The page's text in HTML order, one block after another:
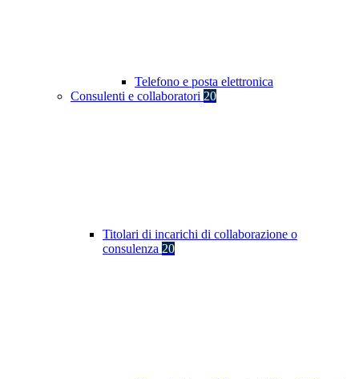
Telefono e posta elettronica
Consulenti e collaboratori 20
Titolari di incarichi di collaborazione o
consulenza 20